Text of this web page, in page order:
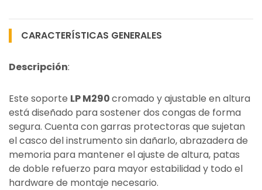
CARACTERÍSTICAS GENERALES
Descripción:
Este soporte LP M290cromado y ajustable en altura
está diseñado para sostener dos congas de forma
segura. Cuenta con garras protectoras que sujetan
el casco del instrumento sin dañarlo, abrazadera de
memoria para mantener el ajuste de altura, patas
de doble refuerzo para mayor estabilidad y todo el
hardware de montaje necesario.